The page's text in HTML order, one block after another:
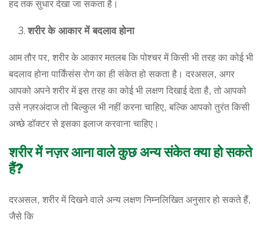
हद तक सुधार देखा जा सकता है।
शरीर के आकार में बदलाव होना
आम तौर पर, शरीर के आकार मतलब कि पोश्चर में किसी भी तरह का कोई भी
बदलाव होना पार्किंसंस रोग का ही संकेत हो सकता है। दरअसल, अगर
आपको अपने शरीर में इस तरह का कोई भी लक्षण दिखाई देता है, तो आपको
उसे नज़रअंदाज तो बिल्कुल भी नहीं करना चाहिए, बल्कि आपको तुरंत किसी
अच्छे डॉक्टर से इसका इलाज करवाना चाहिए।
शरीर में नज़र आना वाले कुछ अन्य संकेत क्या हो सकते
हैं?
दरअसल, शरीर में दिखने वाले अन्य लक्षण निम्नलिखित अनुसार हो सकते हैं,
जैसे कि